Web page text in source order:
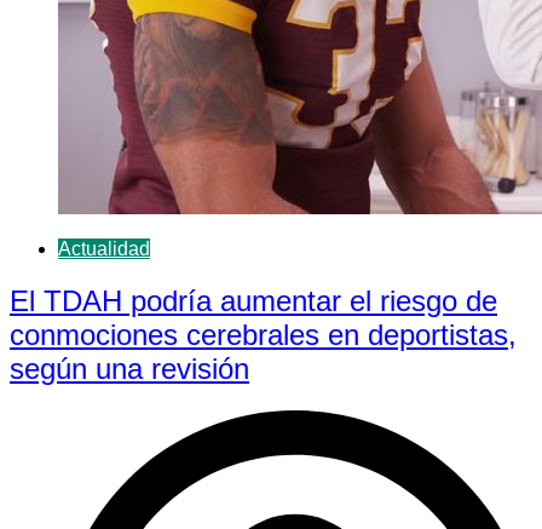
Actualidad
El TDAH podría aumentar el riesgo de
conmociones cerebrales en deportistas,
según una revisión